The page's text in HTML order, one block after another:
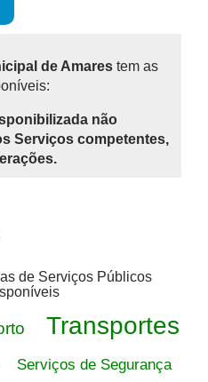
de Amares tem as
não
Serviços competentes,
de Serviços Públicos
Transportes
Serviços de Segurança